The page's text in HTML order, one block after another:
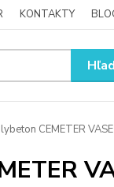
KONTAKTY
CEMETER